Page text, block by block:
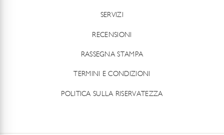
SERVIZI
RECENSIONI
RASSEGNA STAMPA
TERMINI E CONDIZIONI
POLITICA SULLA RISERVATEZZA